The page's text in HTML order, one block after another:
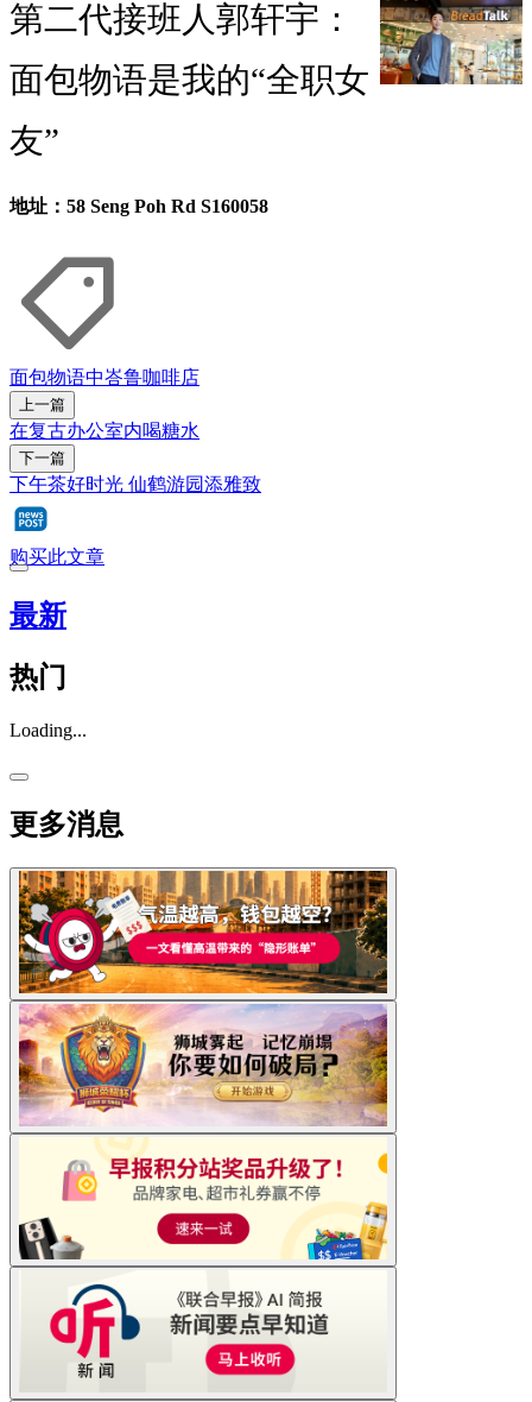
第二代接班人郭轩宇：
面包物语是我的“全职女
友”
地址：58 Seng Poh Rd S160058
面包物语中峇鲁咖啡店
上一篇
在复古办公室内喝糖水
下一篇
下午茶好时光 仙鹤游园添雅致
购买此文章
最新
热门
Loading...
更多消息